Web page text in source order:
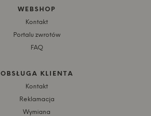
WEBSHOP
Kontakt
Portalu zwrotów
FAQ
OBSŁUGA KLIENTA
Kontakt
Reklamacja
Wymiana